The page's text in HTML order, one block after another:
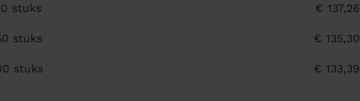
stuks € 137,26
stuks € 135,30
stuks € 133,39